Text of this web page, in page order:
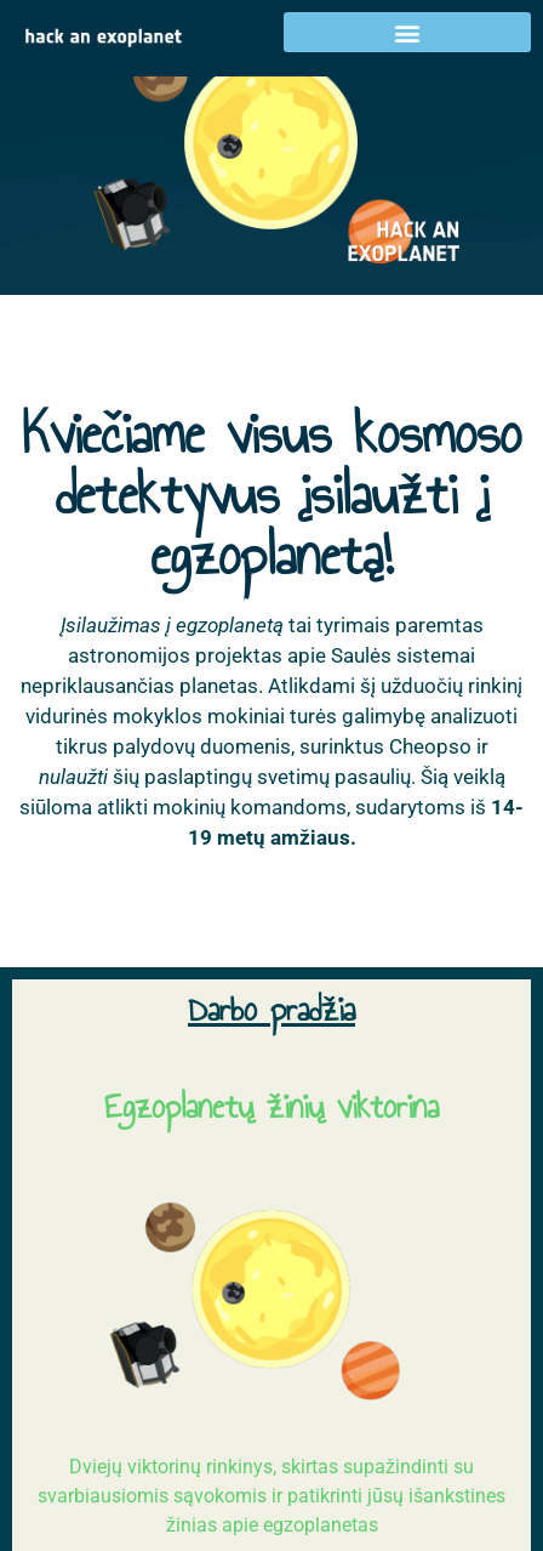
Kviečiame visus kosmoso
detektyvus įsilaužti į
egzoplanetą!
Įsilaužimas į egzoplanetą tai tyrimais paremtas
astronomijos projektas apie Saulės sistemai
nepriklausančias planetas. Atlikdami šį užduočių rinkinį
vidurinės mokyklos mokiniai turės galimybę analizuoti
tikrus palydovų duomenis, surinktus Cheopso ir
nulaužti šių paslaptingų svetimų pasaulių. Šią veiklą
siūloma atlikti mokinių komandoms, sudarytoms iš 14-
19 metų amžiaus.
Darbo pradžia
Egzoplanetų žinių viktorina
Dviejų viktorinų rinkinys, skirtas supažindinti su
svarbiausiomis sąvokomis ir patikrinti jūsų išankstines
žinias apie egzoplanetas